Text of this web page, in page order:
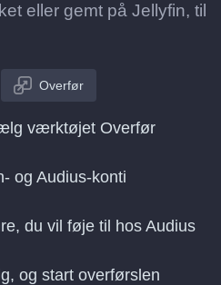
eller gemt på Jellyfin, til
Overfør
værktøjet Overfør
og Audius-konti
du vil føje til hos Audius
og start overførslen